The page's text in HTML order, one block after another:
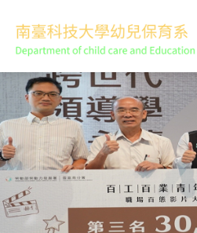
:::